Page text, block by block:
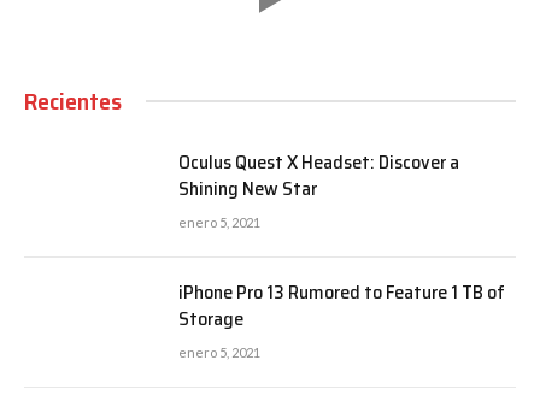
Recientes
Oculus Quest X Headset: Discover a
Shining New Star
enero 5, 2021
iPhone Pro 13 Rumored to Feature 1 TB of
Storage
enero 5, 2021